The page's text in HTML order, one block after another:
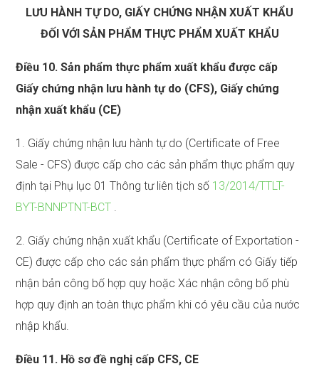
LƯU HÀNH TỰ DO, GIẤY CHỨNG NHẬN XUẤT KHẨU
ĐỐI VỚI SẢN PHẨM THỰC PHẨM XUẤT KHẨU
Điều 10. Sản phẩm thực phẩm xuất khẩu được cấp
Giấy chứng nhận lưu hành tự do (CFS), Giấy chứng
nhận xuất khẩu (CE)
1. Giấy chứng nhận lưu hành tự do (Certificate of Free
Sale - CFS) được cấp cho các sản phẩm thực phẩm quy
định tại Phụ lục 01 Thông tư liên tịch số 13/2014/TTLT-
BYT-BNNPTNT-BCT .
2. Giấy chứng nhận xuất khẩu (Certificate of Exportation -
CE) được cấp cho các sản phẩm thực phẩm có Giấy tiếp
nhận bản công bố hợp quy hoặc Xác nhận công bố phù
hợp quy định an toàn thực phẩm khi có yêu cầu của nước
nhập khẩu.
Điều 11. Hồ sơ đề nghị cấp CFS, CE